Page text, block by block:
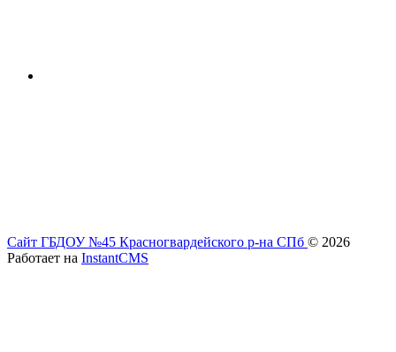
Сайт ГБДОУ №45 Красногвардейского р-на СПб © 2026
Работает на InstantCMS